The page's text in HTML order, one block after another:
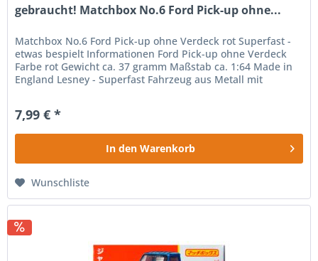
gebraucht! Matchbox No.6 Ford Pick-up ohne...
Matchbox No.6 Ford Pick-up ohne Verdeck rot Superfast -
etwas bespielt Informationen Ford Pick-up ohne Verdeck
Farbe rot Gewicht ca. 37 gramm Maßstab ca. 1:64 Made in
England Lesney - Superfast Fahrzeug aus Metall mit
7,99 € *
In den Warenkorb
Wunschliste